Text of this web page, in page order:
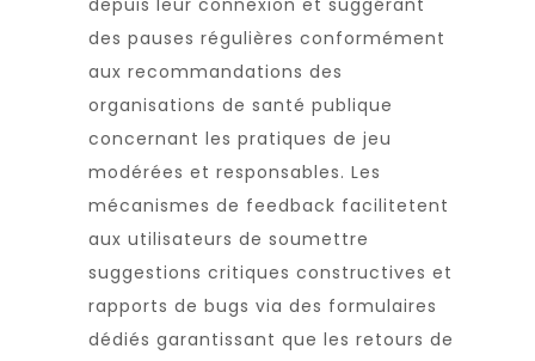
depuis leur connexion et suggérant
des pauses régulières conformément
aux recommandations des
organisations de santé publique
concernant les pratiques de jeu
modérées et responsables. Les
mécanismes de feedback facilitetent
aux utilisateurs de soumettre
suggestions critiques constructives et
rapports de bugs via des formulaires
dédiés garantissant que les retours de